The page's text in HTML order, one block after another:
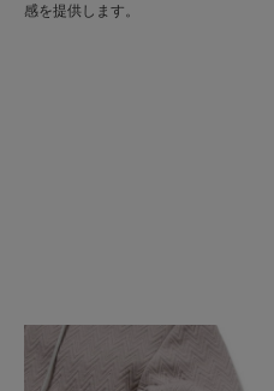
感を提供します。